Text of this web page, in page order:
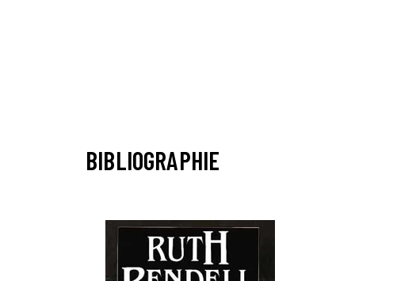
BIBLIOGRAPHIE